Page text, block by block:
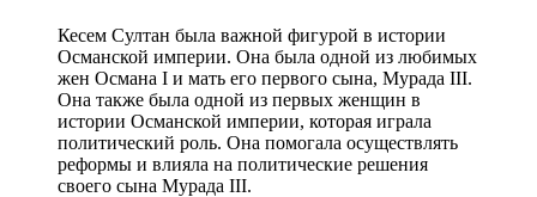
Кесем Султан была важной фигурой в истории
Османской империи. Она была одной из любимых
жен Османа I и мать его первого сына, Мурада III.
Она также была одной из первых женщин в
истории Османской империи, которая играла
политический роль. Она помогала осуществлять
реформы и влияла на политические решения
своего сына Мурада III.